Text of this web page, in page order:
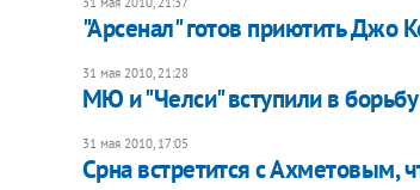
"Арсенал" готов приютить Джо
31 мая 2010, 21:28
МЮ и "Челси" вступили в
31 мая 2010, 17:05
Срна встретится с Ахметовым,